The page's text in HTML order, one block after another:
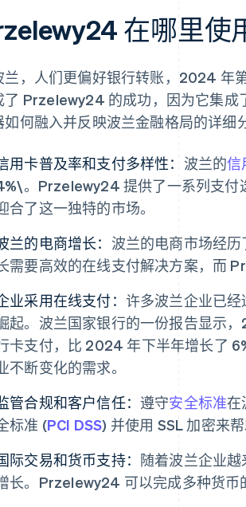
在哪里使
兰，人们更偏好银行转账，2024 年
了 Przelewy24 的成功，因为它集成
如何融入并反映波兰金融格局的详细
用卡普及率和支付多样性： 波兰的信
。Przelewy24 提供了一系列支付
合了这一独特的市场。
兰的电商增长： 波兰的电商市场经
需要高效的在线支付解决方案，而
业采用在线支付： 许多波兰企业已经
起。波兰国家银行的一份报告显示
卡支付，比 2024 年下半年增长了
不断变化的需求。
管合规和客户信任： 遵守安全标准在
标准 (PCI DSS) 并使用 SSL 加密来
际交易和货币支持： 随着波兰企业
长。Przelewy24 可以完成多种货币